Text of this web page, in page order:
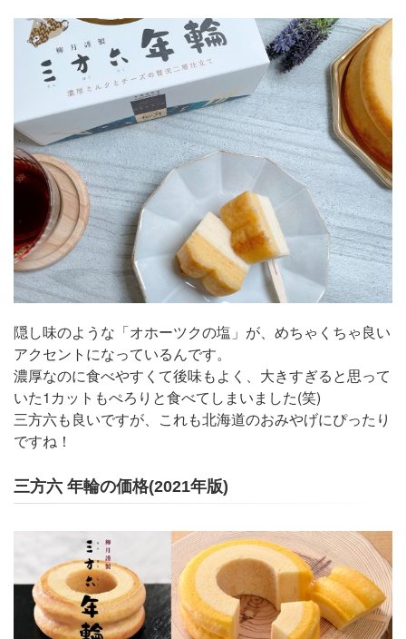
隠し味のような「オホーツクの塩」が、めちゃくちゃ良い
アクセントになっているんです。
濃厚なのに食べやすくて後味もよく、大きすぎると思って
いた1カットもぺろりと食べてしまいました(笑)
三方六も良いですが、これも北海道のおみやげにぴったり
ですね！
三方六 年輪の価格(2021年版)